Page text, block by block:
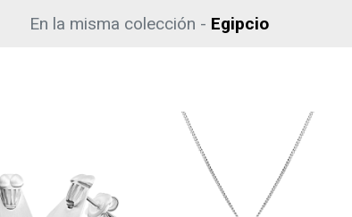
En la misma colección - Egipcio